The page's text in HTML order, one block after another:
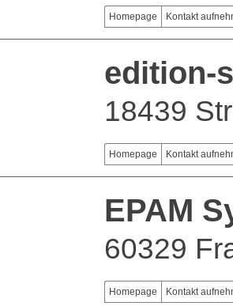
Homepage Kontakt
edition-
18439
Homepage Kontakt
EPAM
60329
Homepage Kontakt